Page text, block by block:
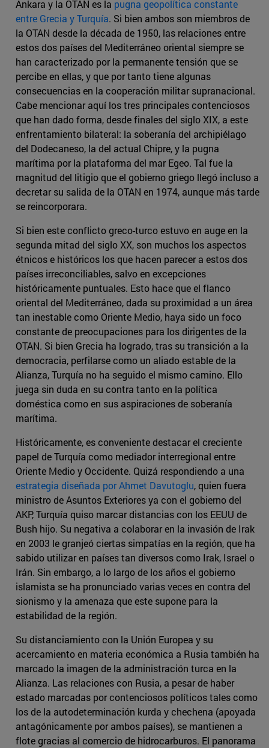
Ankara y la OTAN es la pugna geopolítica constante
entre Grecia y Turquía. Si bien ambos son miembros de
la OTAN desde la década de 1950, las relaciones entre
estos dos países del Mediterráneo oriental siempre se
han caracterizado por la permanente tensión que se
percibe en ellas, y que por tanto tiene algunas
consecuencias en la cooperación militar supranacional.
Cabe mencionar aquí los tres principales contenciosos
que han dado forma, desde finales del siglo XIX, a este
enfrentamiento bilateral: la soberanía del archipiélago
del Dodecaneso, la del actual Chipre, y la pugna
marítima por la plataforma del mar Egeo. Tal fue la
magnitud del litigio que el gobierno griego llegó incluso a
decretar su salida de la OTAN en 1974, aunque más tarde
se reincorporara.
Si bien este conflicto greco-turco estuvo en auge en la
segunda mitad del siglo XX, son muchos los aspectos
étnicos e históricos los que hacen parecer a estos dos
países irreconciliables, salvo en excepciones
históricamente puntuales. Esto hace que el flanco
oriental del Mediterráneo, dada su proximidad a un área
tan inestable como Oriente Medio, haya sido un foco
constante de preocupaciones para los dirigentes de la
OTAN. Si bien Grecia ha logrado, tras su transición a la
democracia, perfilarse como un aliado estable de la
Alianza, Turquía no ha seguido el mismo camino. Ello
juega sin duda en su contra tanto en la política
doméstica como en sus aspiraciones de soberanía
marítima.
Históricamente, es conveniente destacar el creciente
papel de Turquía como mediador interregional entre
Oriente Medio y Occidente. Quizá respondiendo a una
estrategia diseñada por Ahmet Davutoglu, quien fuera
ministro de Asuntos Exteriores ya con el gobierno del
AKP, Turquía quiso marcar distancias con los EEUU de
Bush hijo. Su negativa a colaborar en la invasión de Irak
en 2003 le granjeó ciertas simpatías en la región, que ha
sabido utilizar en países tan diversos como Irak, Israel o
Irán. Sin embargo, a lo largo de los años el gobierno
islamista se ha pronunciado varias veces en contra del
sionismo y la amenaza que este supone para la
estabilidad de la región.
Su distanciamiento con la Unión Europea y su
acercamiento en materia económica a Rusia también ha
marcado la imagen de la administración turca en la
Alianza. Las relaciones con Rusia, a pesar de haber
estado marcadas por contenciosos políticos tales como
los de la autodeterminación kurda y chechena (apoyada
antagónicamente por ambos países), se mantienen a
flote gracias al comercio de hidrocarburos. El panorama